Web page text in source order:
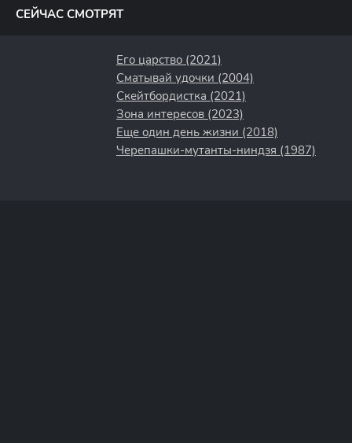
СЕЙЧАС СМОТРЯТ
Его царство (2021)
Сматывай удочки (2004)
Скейтбордистка (2021)
Зона интересов (2023)
Еще один день жизни (2018)
Черепашки-мутанты-ниндзя (1987)